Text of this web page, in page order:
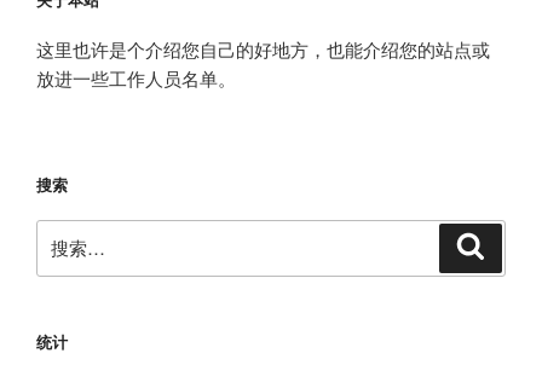
这里也许是个介绍您自己的好地方，也能介绍您的站点或
放进一些工作人员名单。
搜索
索：
统计